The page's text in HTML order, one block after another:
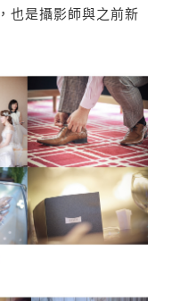
也是攝影師與之前新